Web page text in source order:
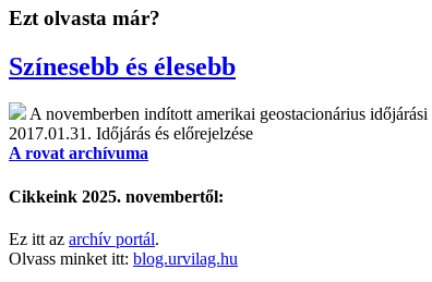
Ezt olvasta már?
Színesebb és élesebb
A novemberben indított amerikai geostacionárius
2017.01.31. Időjárás és előrejelzése
A rovat archívuma
Cikkeink 2025. novembertől:
Ez itt az archív portál.
Olvass minket itt: blog.urvilag.hu